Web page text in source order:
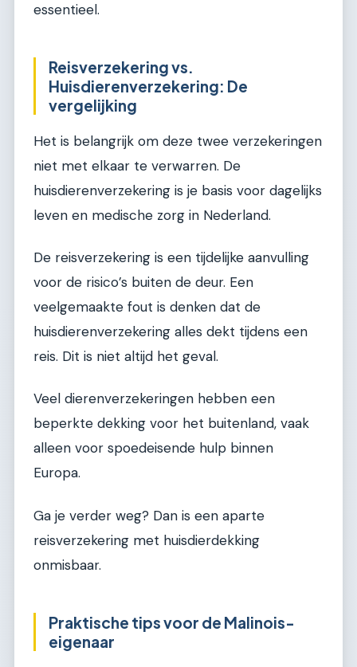
essentieel.
Reisverzekering vs.
Huisdierenverzekering: De
vergelijking
Het is belangrijk om deze twee verzekeringen
niet met elkaar te verwarren. De
huisdierenverzekering is je basis voor dagelijks
leven en medische zorg in Nederland.
De reisverzekering is een tijdelijke aanvulling
voor de risico’s buiten de deur. Een
veelgemaakte fout is denken dat de
huisdierenverzekering alles dekt tijdens een
reis. Dit is niet altijd het geval.
Veel dierenverzekeringen hebben een
beperkte dekking voor het buitenland, vaak
alleen voor spoedeisende hulp binnen
Europa.
Ga je verder weg? Dan is een aparte
reisverzekering met huisdierdekking
onmisbaar.
Praktische tips voor de Malinois-
eigenaar